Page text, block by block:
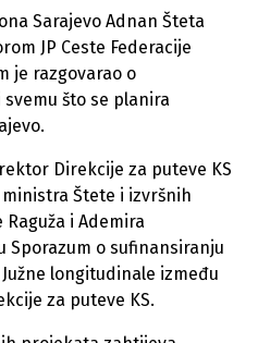
Sarajevo Adnan Šteta
JP Ceste Federacije
je razgovarao o
što se planira
Direkcije za puteve KS
Štete i izvršnih
i Ademira
Sporazum o sufinansiranju
longitudinale između
za puteve KS.